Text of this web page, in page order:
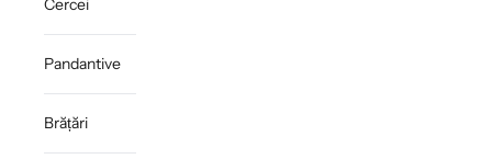
Cercei
Pandantive
Brățări